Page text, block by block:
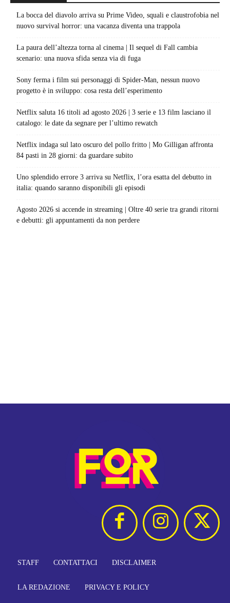
La bocca del diavolo arriva su Prime Video, squali e claustrofobia nel
nuovo survival horror: una vacanza diventa una trappola
La paura dell’altezza torna al cinema | Il sequel di Fall cambia
scenario: una nuova sfida senza via di fuga
Sony ferma i film sui personaggi di Spider-Man, nessun nuovo
progetto è in sviluppo: cosa resta dell’esperimento
Netflix saluta 16 titoli ad agosto 2026 | 3 serie e 13 film lasciano il
catalogo: le date da segnare per l’ultimo rewatch
Netflix indaga sul lato oscuro del pollo fritto | Mo Gilligan affronta
84 pasti in 28 giorni: da guardare subito
Uno splendido errore 3 arriva su Netflix, l’ora esatta del debutto in
italia: quando saranno disponibili gli episodi
Agosto 2026 si accende in streaming | Oltre 40 serie tra grandi ritorni
e debutti: gli appuntamenti da non perdere
STAFF CONTATTACI DISCLAIMER
LA REDAZIONE PRIVACY E POLICY